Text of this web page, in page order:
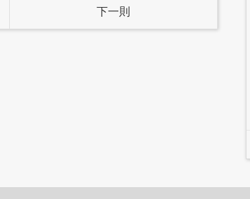
下一則